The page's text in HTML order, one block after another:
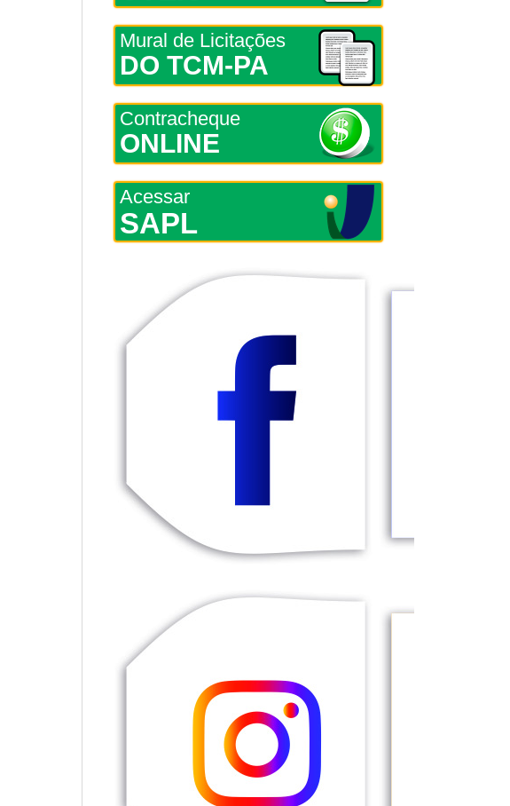
Mural de Licitações
DO TCM-PA
Contracheque
ONLINE
Acessar
SAPL